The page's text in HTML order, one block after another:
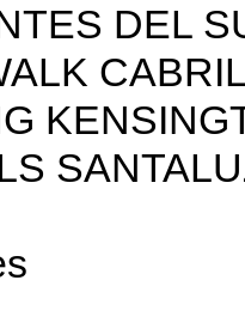
DEL